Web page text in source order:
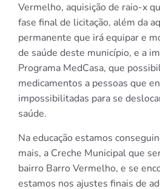
Vermelho, aquisição de raio-x
fase final de licitação, além da
permanente que irá equipar e
de saúde deste município, e a
Programa MedCasa, que
medicamentos a pessoas que
impossibilitadas para se
saúde.
Na educação estamos
mais, a Creche Municipal que
bairro Barro Vermelho, e se
estamos nos ajustes finais de